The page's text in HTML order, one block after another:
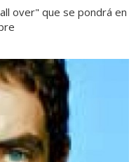
over" que se pondrá en